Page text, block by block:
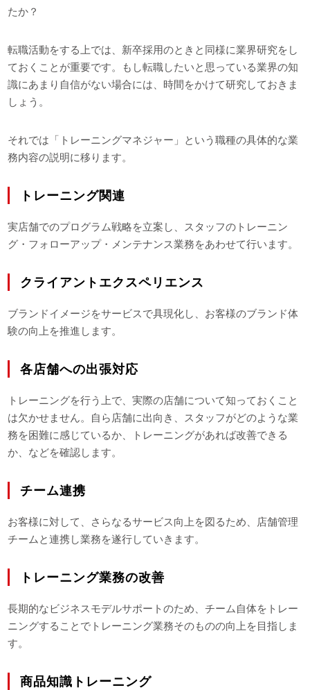
たか？
転職活動をする上では、新卒採用のときと同様に業界研究をし
ておくことが重要です。もし転職したいと思っている業界の知
識にあまり自信がない場合には、時間をかけて研究しておきま
しょう。
それでは「トレーニングマネジャー」という職種の具体的な業
務内容の説明に移ります。
トレーニング関連
実店舗でのプログラム戦略を立案し、スタッフのトレーニン
グ・フォローアップ・メンテナンス業務をあわせて行います。
クライアントエクスペリエンス
ブランドイメージをサービスで具現化し、お客様のブランド体
験の向上を推進します。
各店舗への出張対応
トレーニングを行う上で、実際の店舗について知っておくこと
は欠かせません。自ら店舗に出向き、スタッフがどのような業
務を困難に感じているか、トレーニングがあれば改善できる
か、などを確認します。
チーム連携
お客様に対して、さらなるサービス向上を図るため、店舗管理
チームと連携し業務を遂行していきます。
トレーニング業務の改善
長期的なビジネスモデルサポートのため、チーム自体をトレー
ニングすることでトレーニング業務そのものの向上を目指しま
す。
商品知識トレーニング